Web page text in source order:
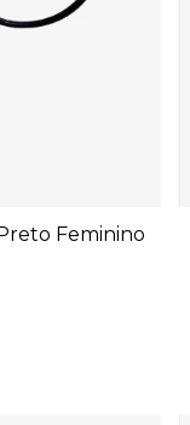
Feminino